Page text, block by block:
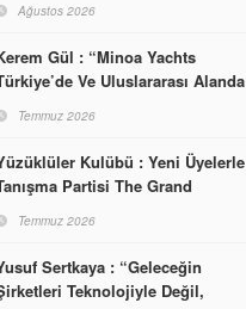
Ağustos 2026
Gül : “Minoa Yachts
Ve Uluslararası Alanda
Olacak”
Temmuz 2026
Kulübü : Yeni Üyelerle
Partisi The Grand
Temmuz 2026
Sertkaya : “Geleceğin
Teknolojiyle Değil,